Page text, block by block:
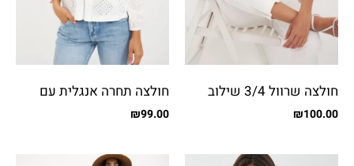
חולצה שרוול 3/4 שילוב
פייטים₪100.00
חולצה תחרה אנגלית עם
רוכסן₪99.00